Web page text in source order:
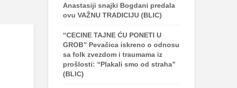
Anastasiji snajki Bogdani predala
ovu VAŽNU TRADICIJU (BLIC)
“CECINE TAJNE ĆU PONETI U
GROB” Pevačica iskreno o odnosu
sa folk zvezdom i traumama iz
prošlosti: “Plakali smo od straha”
(BLIC)